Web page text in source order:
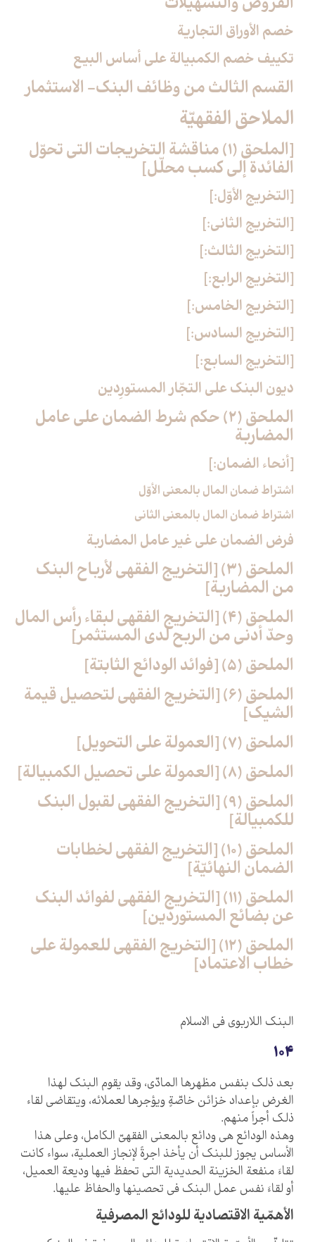
خصم الأوراق التجارية
تكييف خصم الكمبيالة على أساس البيع
القسم الثالث من وظائف البنك- الاستثمار
الملاحق الفقهيّة
[الملحق (1) مناقشة التخريجات التي تحوّل
الفائدة إلى كسب محلّل‏]
[التخريج الأوّل:]
[التخريج الثاني:]
[التخريج الثالث:]
[التخريج الرابع:]
[التخريج الخامس:]
[التخريج السادس:]
[التخريج السابع:]
ديون البنك على التجّار المستورِدين
الملحق (2) حكم شرط الضمان على عامل
المضاربة
[أنحاء الضمان:]
اشتراط ضمان المال بالمعنى الأوّل
اشتراط ضمان المال بالمعنى الثاني
فرض الضمان على غير عامل المضاربة
الملحق (3) [التخريج الفقهي لأرباح البنك
من المضاربة]
الملحق (4) [التخريج الفقهي لبقاء رأس المال
وحدّ أدنى من الربح لدى المستثمر]
الملحق (5) [فوائد الودائع الثابتة]
الملحق (6) [التخريج الفقهي لتحصيل قيمة
الشيك‏]
الملحق (7) [العمولة على التحويل‏]
الملحق (8) [العمولة على تحصيل الكمبيالة]
الملحق (9) [التخريج الفقهي لقبول البنك
للكمبيالة]
الملحق (10) [التخريج الفقهي لخطابات
الضمان النهائيّة]
الملحق (11) [التخريج الفقهي لفوائد البنك
عن بضائع المستوردين‏]
الملحق (12) [التخريج الفقهي للعمولة على
خطاب الاعتماد]
البنك اللاربوي في ‏الاسلام‏
104
بعد ذلك بنفس مظهرها المادّي، وقد يقوم البنك لهذا
الغرض بإعداد خزائن خاصّةٍ ويؤجرها لعملائه، ويتقاضى لقاء
ذلك أجراً منهم.
وهذه الودائع هي ودائع بالمعنى الفقهيّ الكامل، وعلى هذا
الأساس يجوز للبنك أن يأخذ اجرةً لإنجاز العملية، سواء كانت
لقاءَ منفعة الخزينة الحديدية التي تحفظ فيها وديعة العميل،
أو لقاءَ نفس عمل البنك في تحصينها والحفاظ عليها.
الأهمّية الاقتصادية للودائع المصرفية